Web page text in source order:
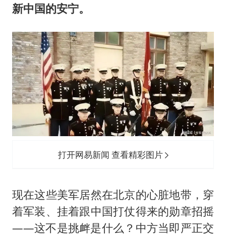
新中国的安宁。
打开网易新闻 查看精彩图片
现在这些美军居然在北京的心脏地带，穿
着军装、挂着跟中国打仗得来的勋章招摇
——这不是挑衅是什么？中方当即严正交